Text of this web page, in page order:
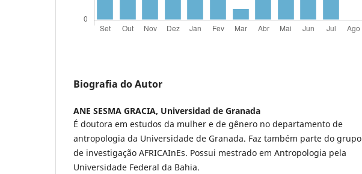
Biografia do Autor
ANE SESMA GRACIA, Universidad de Granada
É doutora em estudos da mulher e de gênero no departamento de
antropologia da Universidade de Granada. Faz também parte do grupo
de investigação AFRICAInEs. Possui mestrado em Antropologia pela
Universidade Federal da Bahia.